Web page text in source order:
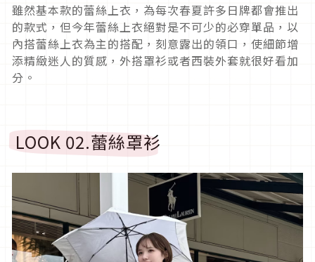
雖然基本款的蕾絲上衣，為每次春夏許多日牌都會推出
的款式，但今年蕾絲上衣絕對是不可少的必穿單品，以
內搭蕾絲上衣為主的搭配，刻意露出的領口，使細節增
添精緻迷人的質感，外搭罩衫或者西裝外套就很好看加
分。
LOOK 02.蕾絲罩衫